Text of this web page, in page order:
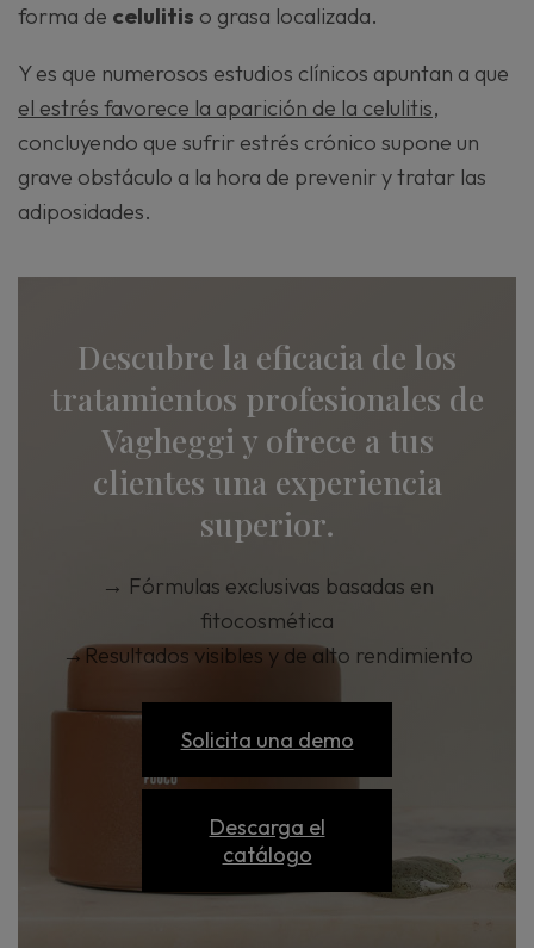
forma de celulitis o grasa localizada.
Y es que numerosos estudios clínicos apuntan a que
el estrés favorece la aparición de la celulitis,
concluyendo que sufrir estrés crónico supone un
grave obstáculo a la hora de prevenir y tratar las
adiposidades.
Descubre la eficacia de los
tratamientos profesionales de
Vagheggi y ofrece a tus
clientes una experiencia
superior.
→ Fórmulas exclusivas basadas en
fitocosmética
→Resultados visibles y de alto rendimiento
Solicita una demo
Descarga el
catálogo